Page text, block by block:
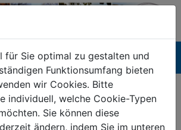
für Sie optimal zu gestalten und
Funktionsumfang bieten
wir Cookies. Bitte
individuell, welche Cookie-Typen
Sie können diese
ändern, indem Sie im unteren
der steuerlichen